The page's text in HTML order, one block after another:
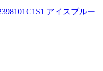
アイスブルー